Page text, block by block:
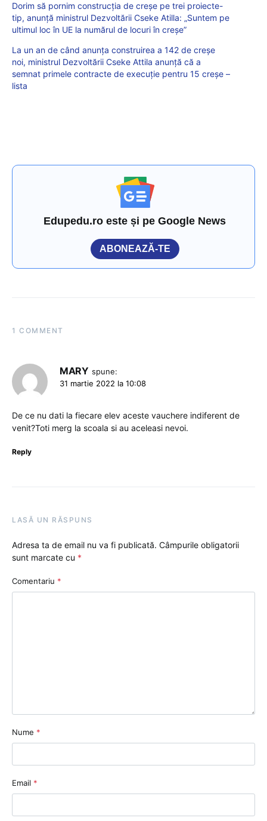
Dorim să pornim construcția de creșe pe trei proiecte-
tip, anunță ministrul Dezvoltării Cseke Atilla: „Suntem pe
ultimul loc în UE la numărul de locuri în creșe”
La un an de când anunța construirea a 142 de creșe
noi, ministrul Dezvoltării Cseke Attila anunță că a
semnat primele contracte de execuție pentru 15 creșe –
lista
Edupedu.ro este și pe Google News
ABONEAZĂ-TE
1 COMMENT
MARY spune:
31 martie 2022 la 10:08
De ce nu dati la fiecare elev aceste vauchere indiferent de
venit?Toti merg la scoala si au aceleasi nevoi.
Reply
LASĂ UN RĂSPUNS
Adresa ta de email nu va fi publicată. Câmpurile obligatorii
sunt marcate cu *
Comentariu *
Nume *
Email *